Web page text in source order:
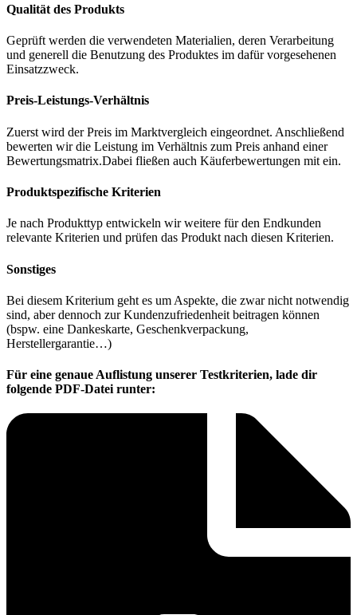
Qualität des Produkts
Geprüft werden die verwendeten Materialien, deren Verarbeitung
und generell die Benutzung des Produktes im dafür vorgesehenen
Einsatzzweck.
Preis-Leistungs-Verhältnis
Zuerst wird der Preis im Marktvergleich eingeordnet. Anschließend
bewerten wir die Leistung im Verhältnis zum Preis anhand einer
Bewertungsmatrix.Dabei fließen auch Käuferbewertungen mit ein.
Produktspezifische Kriterien
Je nach Produkttyp entwickeln wir weitere für den Endkunden
relevante Kriterien und prüfen das Produkt nach diesen Kriterien.
Sonstiges
Bei diesem Kriterium geht es um Aspekte, die zwar nicht notwendig
sind, aber dennoch zur Kundenzufriedenheit beitragen können
(bspw. eine Dankeskarte, Geschenkverpackung,
Herstellergarantie…)
Für eine genaue Auflistung unserer Testkriterien, lade dir
folgende PDF-Datei runter: